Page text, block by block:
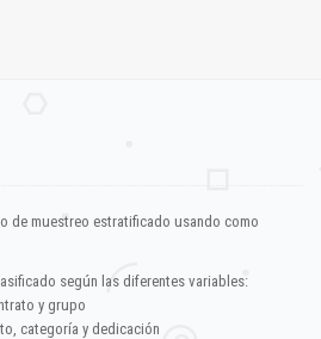
de muestreo estratificado usando como
según las diferentes variables:
y grupo
categoría y dedicación